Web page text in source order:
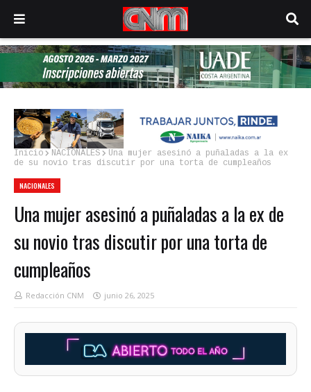
Inicio NACIONALES
Una mujer asesinó a puñaladas a la ex
de su novio tras discutir por una torta de cumpleaños
NACIONALES
Una mujer asesinó a puñaladas a la ex de
su novio tras discutir por una torta de
cumpleaños
Redacción CNM junio 26, 2025